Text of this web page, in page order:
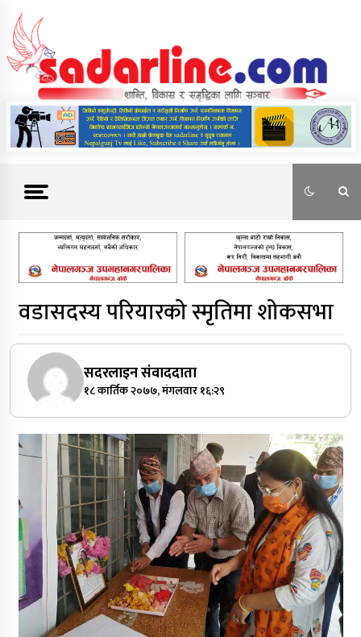
content
News For Nepal
वडासदस्य परियारको स्मृतिमा शोकसभा
सदरलाइन संवाददाता
१८ कार्तिक २०७७, मंगलवार १६:२९